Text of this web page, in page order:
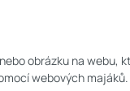
obrázku na webu,
webových majáků.